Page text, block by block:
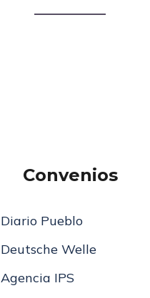
Convenios
Diario Pueblo
Deutsche Welle
Agencia IPS